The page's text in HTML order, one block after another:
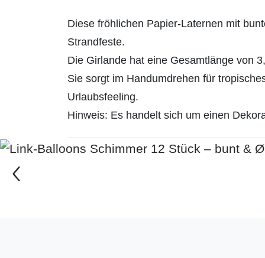
Diese fröhlichen Papier-Laternen mit
Strandfeste.
Die Girlande hat eine Gesamtlänge von
Sie sorgt im Handumdrehen für
Urlaubsfeeling.
Hinweis: Es handelt sich um einen